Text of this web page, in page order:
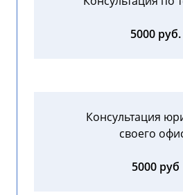
5000 руб.
Консультация
своего
5000 руб